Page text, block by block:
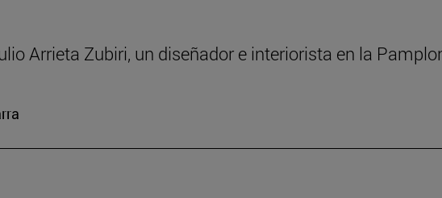
Arrieta Zubiri, un diseñador e interiorista en la